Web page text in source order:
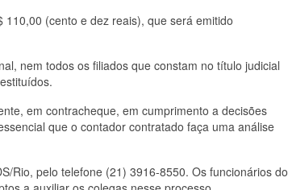
(cento e dez reais), que será emitido
nem todos os filiados que constam no título judicial
em contracheque, em cumprimento a decisões
que o contador contratado faça uma análise
Rio, pelo telefone (21) 3916-8550. Os funcionários do